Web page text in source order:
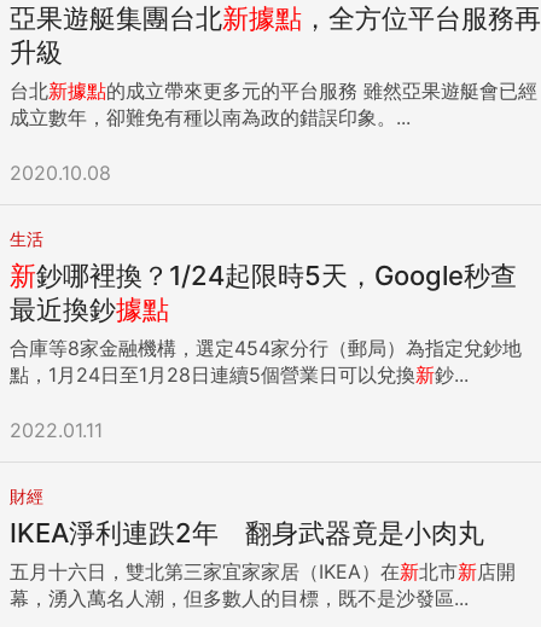
亞果遊艇集團台北新據點 ，全方位平台服務再
升級
台北新據點的成立帶來更多元的平台服務 雖然亞果遊艇會已經
成立數年，卻難免有種以南為政的錯誤印象。...
2020.10.08
生活
新鈔哪裡換？1/24起限時5天，Google秒查
最近換鈔據點
合庫等8家金融機構，選定454家分行（郵局）為指定兌鈔地
點，1月24日至1月28日連續5個營業日可以兌換新鈔...
2022.01.11
財經
IKEA淨利連跌2年 翻身武器竟是小肉丸
五月十六日，雙北第三家宜家家居（IKEA）在新北市新店開
幕，湧入萬名人潮，但多數人的目標，既不是沙發區...